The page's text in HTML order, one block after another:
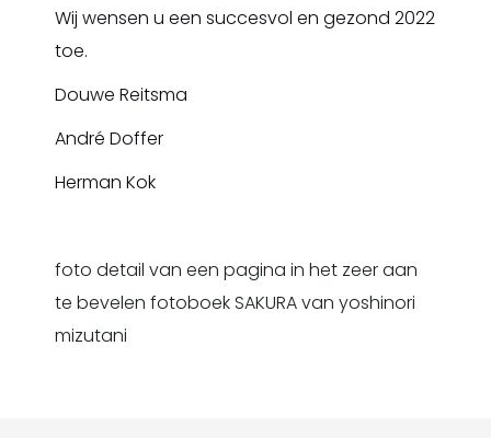
Wij wensen u een succesvol en gezond 2022
toe.
Douwe Reitsma
André Doffer
Herman Kok
foto detail van een pagina in het zeer aan
te bevelen fotoboek SAKURA van yoshinori
mizutani